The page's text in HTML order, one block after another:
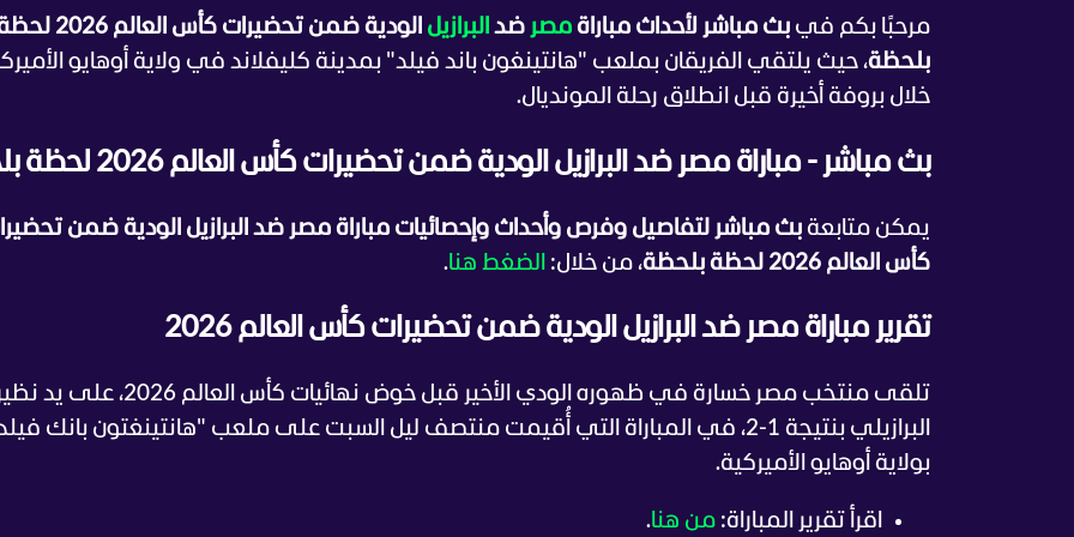
مرحبًا بكم في بث مباشر لأحداث مباراة مصر ضد البرازيل
الودية ضمن تحضيرات كأس العالم
بلحظة، حيث يلتقي الفريقان بملعب "هانتينغون باند فيلد" بمدينة كليفلاند في ولاية أوهايو
خلال بروفة أخيرة قبل انطلاق رحلة المونديال.
بث مباشر - مباراة مصر ضد البرازيل الودية ضمن تحضيرات كأس العالم 2026 لحظة بلحظة
يمكن متابعة بث مباشر لتفاصيل وفرص وأحداث وإحصائيات مباراة مصر ضد البرازيل الودية ضمن
كأس العالم 2026 لحظة بلحظة
، من خلال: الضغط هنا.
تقرير مباراة مصر ضد البرازيل الودية ضمن تحضيرات كأس العالم 2026
تلقى منتخب مصر خسارة في ظهوره الودي الأخير قبل خوض نهائيات كأس العالم
البرازيلي بنتيجة 1-2، في المباراة التي أُقيمت منتصف ليل السبت على ملعب "هانتينغتون بانك
بولاية أوهايو الأميركية.
اقرأ تقرير المباراة: من هنا.